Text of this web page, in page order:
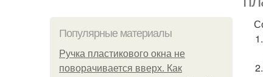
Популярные материалы
Ручка пластикового окна не
поворачивается вверх. Как